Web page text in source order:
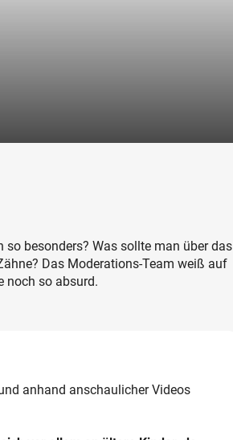
besonders? Was sollte man über das
Das Moderations-Team weiß auf
noch so absurd.
anhand anschaulicher Videos